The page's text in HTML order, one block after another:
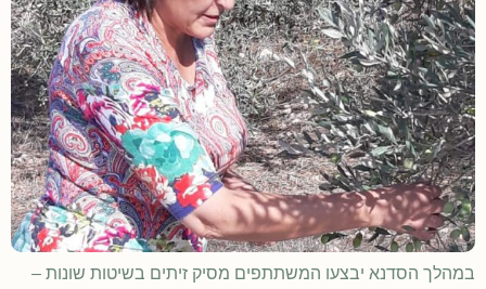
במהלך הסדנא יבצעו המשתתפים מסיק זיתים בשיטות שונות –